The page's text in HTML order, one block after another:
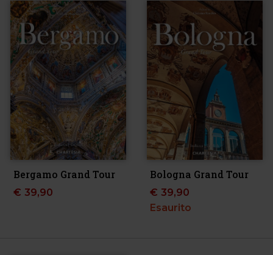
Bergamo Grand Tour
€ 39,90
Bologna Grand Tour
€ 39,90
Esaurito